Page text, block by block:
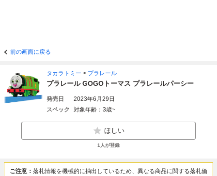
前の画面に戻る
タカラトミー > プラレール
プラレール GOGOトーマス プラレールパーシー
発売日
2023年6月29日
スペック
対象年齢：3歳~
ほしい
1 人が登録
ご注意： 落札情報を機械的に抽出しているため、異なる商品に関する落札価